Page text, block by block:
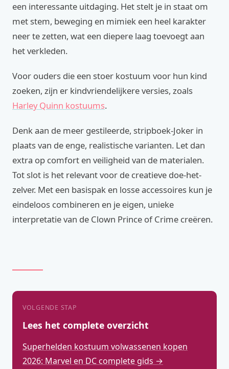
een interessante uitdaging. Het stelt je in staat om
met stem, beweging en mimiek een heel karakter
neer te zetten, wat een diepere laag toevoegt aan
het verkleden.
Voor ouders die een stoer kostuum voor hun kind
zoeken, zijn er kindvriendelijkere versies, zoals
Harley Quinn kostuums.
Denk aan de meer gestileerde, stripboek-Joker in
plaats van de enge, realistische varianten. Let dan
extra op comfort en veiligheid van de materialen.
Tot slot is het relevant voor de creatieve doe-het-
zelver. Met een basispak en losse accessoires kun je
eindeloos combineren en je eigen, unieke
interpretatie van de Clown Prince of Crime creëren.
VOLGENDE STAP
Lees het complete overzicht
Superhelden kostuum volwassenen kopen
2026: Marvel en DC complete gids →